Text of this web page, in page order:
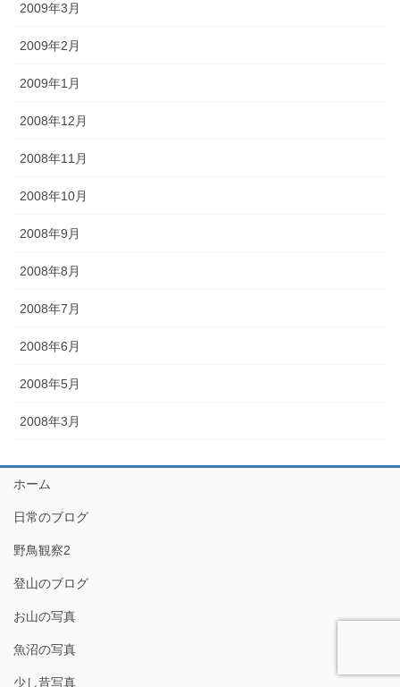
2009年3月
2009年2月
2009年1月
2008年12月
2008年11月
2008年10月
2008年9月
2008年8月
2008年7月
2008年6月
2008年5月
2008年3月
ホーム
日常のブログ
野鳥観察2
登山のブログ
お山の写真
魚沼の写真
少し昔写真